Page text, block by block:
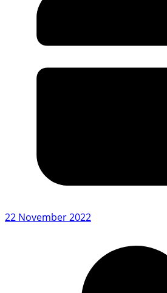
22 November 2022